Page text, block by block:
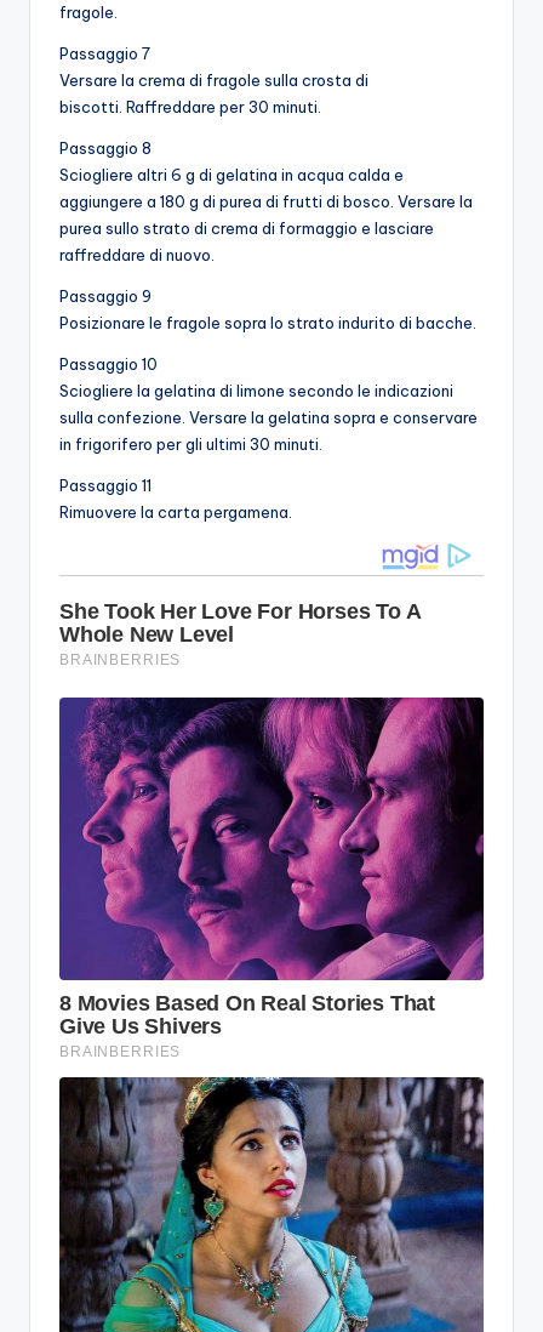
fragole.
Passaggio 7
Versare la crema di fragole sulla crosta di
biscotti. Raffreddare per 30 minuti.
Passaggio 8
Sciogliere altri 6 g di gelatina in acqua calda e
aggiungere a 180 g di purea di frutti di bosco. Versare la
purea sullo strato di crema di formaggio e lasciare
raffreddare di nuovo.
Passaggio 9
Posizionare le fragole sopra lo strato indurito di bacche.
Passaggio 10
Sciogliere la gelatina di limone secondo le indicazioni
sulla confezione. Versare la gelatina sopra e conservare
in frigorifero per gli ultimi 30 minuti.
Passaggio 11
Rimuovere la carta pergamena.